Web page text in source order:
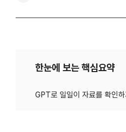
한눈에 보는 핵심요약